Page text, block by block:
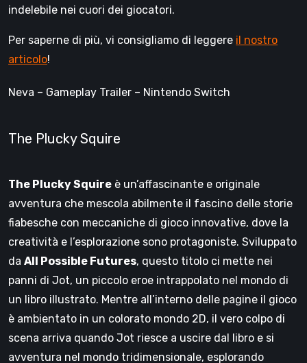
indelebile nei cuori dei giocatori.
Per saperne di più, vi consigliamo di leggere il nostro
articolo!
Neva – Gameplay Trailer – Nintendo Switch
The Plucky Squire
The Plucky Squire è un’affascinante e originale
avventura che mescola abilmente il fascino delle storie
fiabesche con meccaniche di gioco innovative, dove la
creatività e l’esplorazione sono protagoniste. Sviluppato
da All Possible Futures, questo titolo ci mette nei
panni di Jot, un piccolo eroe intrappolato nel mondo di
un libro illustrato. Mentre all’interno delle pagine il gioco
è ambientato in un colorato mondo 2D, il vero colpo di
scena arriva quando Jot riesce a uscire dal libro e si
avventura nel mondo tridimensionale, esplorando